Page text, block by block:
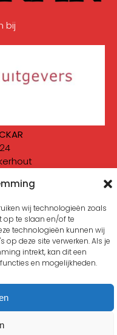
wij technologieën zoals
te slaan en/of te
technologieën kunnen wij
op deze site verwerken. Als je
intrekt, kan dit een
en mogelijkheden.
bij
& Developed by